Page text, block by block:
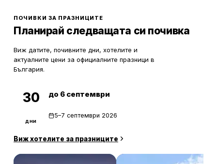
ПОЧИВКИ ЗА ПРАЗНИЦИТЕ
Планирай следващата си почивка
Виж датите, почивните дни, хотелите и
актуалните цени за официалните празници в
България.
30
дни
до 6 септември
5–7 септември 2026
Виж хотелите за празниците